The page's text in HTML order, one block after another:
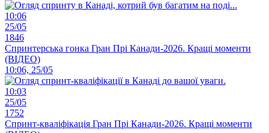
10:06
25/05
1846
Спринтерська гонка Гран Прі Канади-2026. Кращі моменти
(ВІДЕО)
10:06, 25/05
10:03
25/05
1752
Спринт-кваліфікація Гран Прі Канади-2026. Кращі моменти